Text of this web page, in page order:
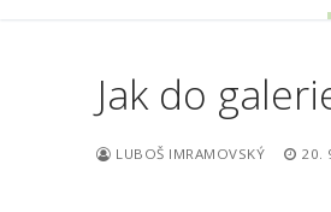
Jak do
LUBOŠ IMRAMOVSKÝ 20.